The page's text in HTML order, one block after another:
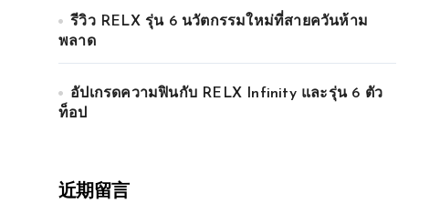
รีวิว RELX รุ่น 6 นวัตกรรมใหม่ที่สายควันห้าม
พลาด
อัปเกรดความฟินกับ RELX Infinity และรุ่น 6 ตัว
ท็อป
近期留言